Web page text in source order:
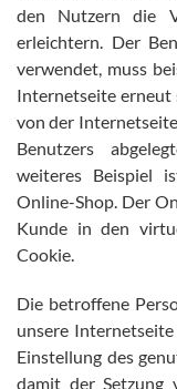
den Nutzern die
erleichtern. Der
verwendet, muss
Internetseite erneut
von der
Benutzers
weiteres Beispiel
Online-Shop. Der
Kunde in den
Cookie.
Die betroffene
unsere
Einstellung des
damit der Setzung